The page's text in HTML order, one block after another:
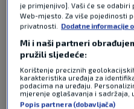
je primjenjivo]. Vaši će se
Web-mjesto. Za više pojedinosti
privatnosti.
Dodatne informacije
Mi i naši partneri
pružili sljedeće:
Korištenje preciznih
karakteristika uređaja za
podacima na uređaju.
mjerenje oglašavanja i sadržaja,
Popis partnera (dobavljača)